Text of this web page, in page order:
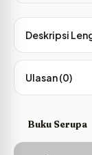
Deskripsi
Ulasan (0)
Buku Serupa